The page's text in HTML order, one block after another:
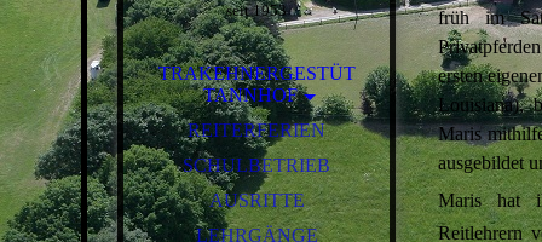
seit 1953
TRAKEHNERGESTÜT
TANNHOF
MARIS UND MICHAEL
DAHMEN
DIE ANLAGE
REITERFERIEN
SCHULBETRIEB
AUSRITTE
LEHRGÄNGE
früh im
ersten
Louisiana),
Maris
ausgebildet
Maris hat
Reitlehrern